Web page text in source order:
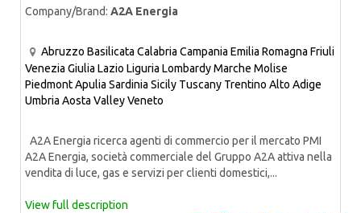
Company/Brand: A2A Energia
Abruzzo Basilicata Calabria Campania Emilia Romagna Friuli
Venezia Giulia Lazio Liguria LombardyMarche Molise
PiedmontApulia Sardinia Sicily Tuscany Trentino Alto Adige
Umbria Aosta ValleyVeneto
A2A Energia ricerca agenti di commercio per il mercato PMI
A2A Energia, società commerciale del Gruppo A2A attiva nella
vendita di luce, gas e servizi per clienti domestici,...
View full description